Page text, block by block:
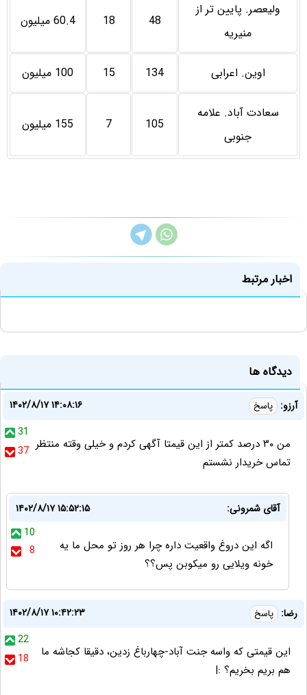
ولیعصر. پایین تر از
منیریه
48
18 60.4 میلیون
اوین. اعرابی 134
15 100 میلیون
سعادت آباد. علامه
جنوبی
105
7 155 میلیون
اخبار مرتبط
دیدگاه ها
آرزو: پاسخ
۱۴۰۲/۸/۱۷ ۱۴:۰۸:۱۶
31
37 من ۳۰ درصد کمتر از این قیمتا آگهی کردم و خیلی وقته منتظر
تماس خریدار نشستم
آقای شمرونی:
۱۴۰۲/۸/۱۷ ۱۵:۵۲:۱۵
10
8
اگه این دروغ واقعیت داره چرا هر روز تو محل ما یه
خونه ویلایی رو میکوبن پس؟؟
رضا: پاسخ
۱۴۰۲/۸/۱۷ ۱۰:۴۲:۲۳
22
18
این قیمتی که واسه جنت آباد-چهارباغ زدین، دقیقا کجاشه ما
هم بریم بخریم؟ :|